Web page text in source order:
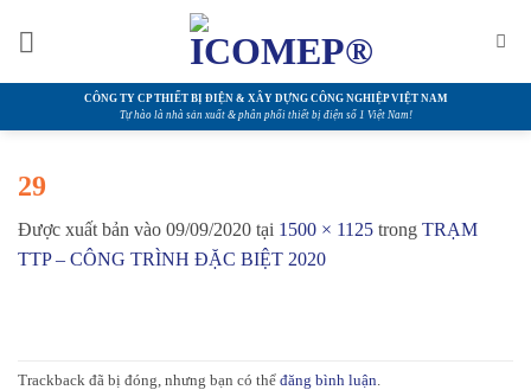
CÔNG TY CP THIẾT BỊ ĐIỆN & XÂY DỰNG CÔNG NGHIỆP VIỆT NAM
Tự hào là nhà sản xuất & phân phối thiết bị điện số 1 Việt Nam!
29
Được xuất bản vào 09/09/2020 tại 1500 × 1125 trong TRẠM
TTP – CÔNG TRÌNH ĐẶC BIỆT 2020
Trackback đã bị đóng, nhưng bạn có thể đăng bình luận.